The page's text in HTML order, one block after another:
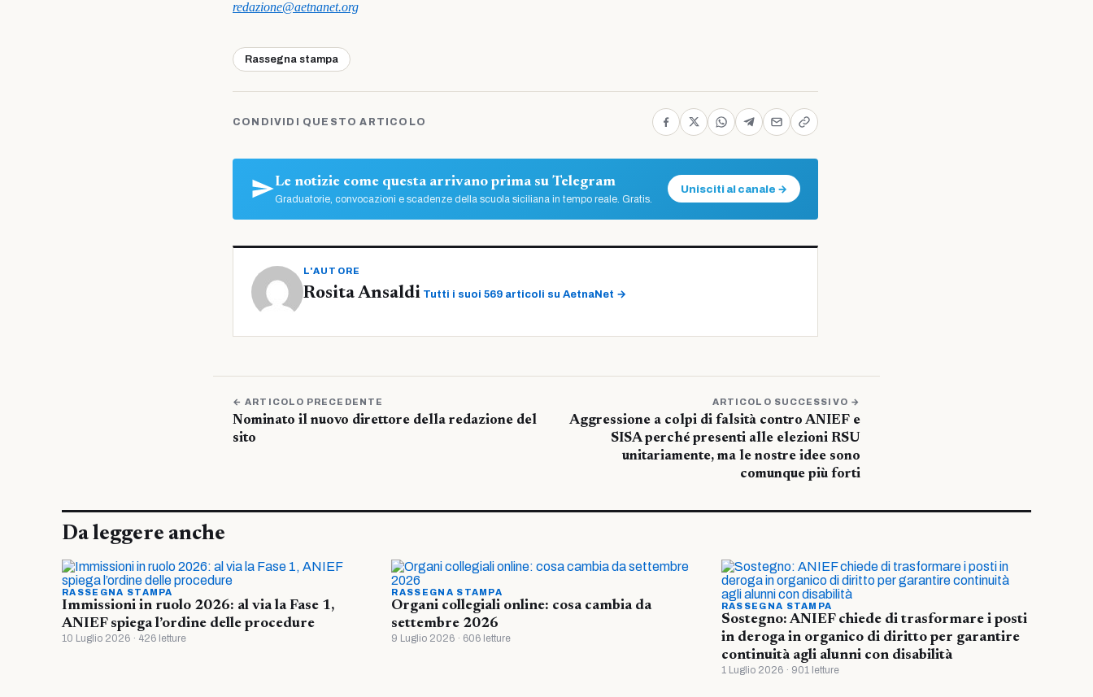
redazione@aetnanet.org
Rassegna stampa
CONDIVIDI QUESTO ARTICOLO
Le notizie come questa arrivano prima su Telegram
Graduatorie, convocazioni e scadenze della scuola siciliana in tempo reale. Gratis.
Unisciti al canale →
L'AUTORE
Rosita Ansaldi Tutti i suoi 569 articoli su AetnaNet →
← ARTICOLO PRECEDENTE
Nominato il nuovo direttore della redazione del
sito
ARTICOLO SUCCESSIVO →
Aggressione a colpi di falsità contro ANIEF e
SISA perché presenti alle elezioni RSU
unitariamente, ma le nostre idee sono
comunque più forti
Da leggere anche
RASSEGNA STAMPA
Immissioni in ruolo 2026: al via la Fase 1,
ANIEF spiega l’ordine delle procedure
10 Luglio 2026 · 426 letture
RASSEGNA STAMPA
Organi collegiali online: cosa cambia da
settembre 2026
9 Luglio 2026 · 606 letture
RASSEGNA STAMPA
Sostegno: ANIEF chiede di trasformare i posti
in deroga in organico di diritto per garantire
continuità agli alunni con disabilità
1 Luglio 2026 · 901 letture